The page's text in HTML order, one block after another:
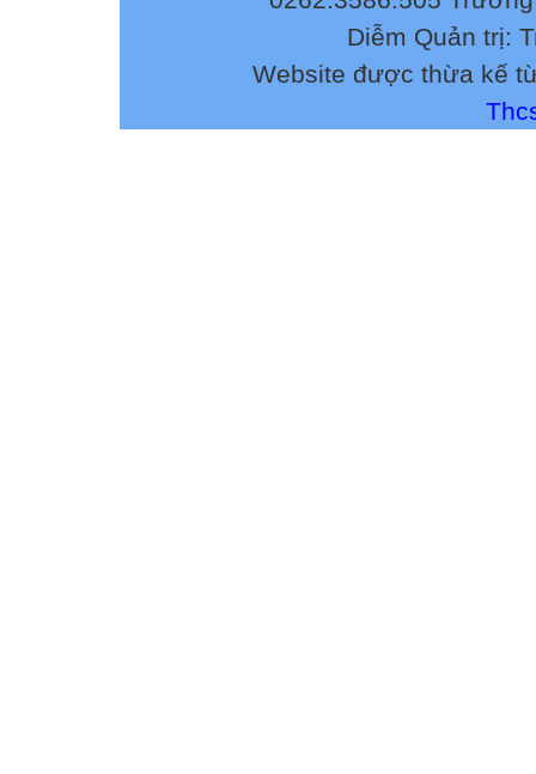
Diễm Quản trị:
Website được thừa kế